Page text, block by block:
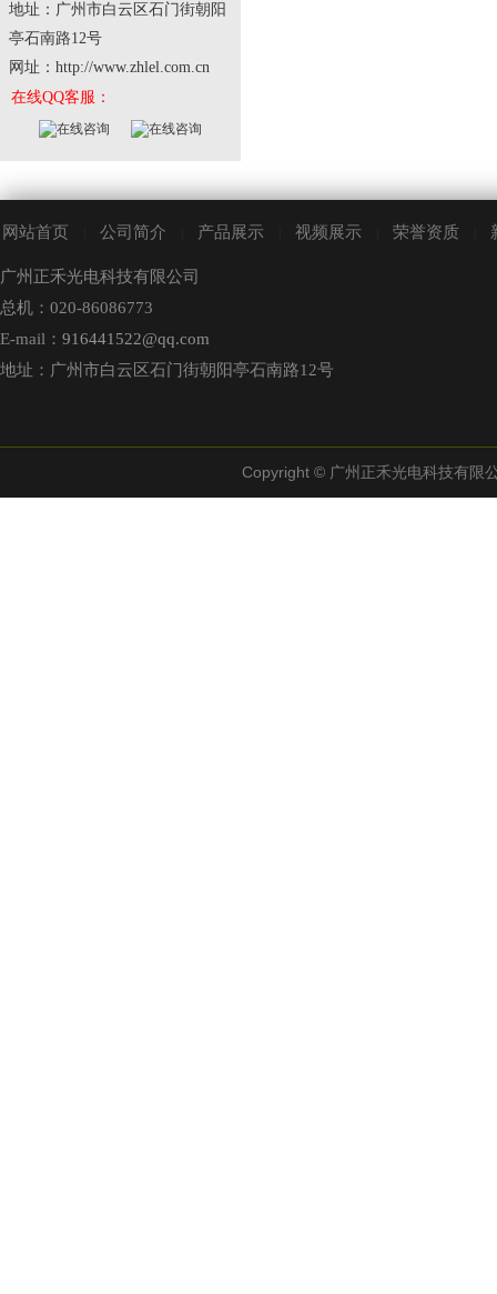
地址：广州市白云区石门街朝阳
亭石南路12号
网址：http://www.zhlel.com.cn
在线QQ客服：
网站首页 公司简介 产品展示 视频展示 荣誉资质
广州正禾光电科技有限公司
总机：020-86086773
E-mail： 916441522@qq.com
地址：广州市白云区石门街朝阳亭石南路12号
Copyright © 广州正禾光电科技有